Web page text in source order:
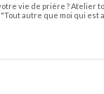
vie de prière ? Atelier
autre que moi qui est